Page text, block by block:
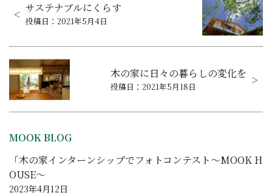
稿
ナ
ビ
ゲ
ー
シ
ョ
ン
サステナブルにくらす
投稿日：2021年5月4日
木の家に日々の暮らしの変化を
投稿日：2021年5月18日
MOOK BLOG
「木の家インターンシップでフォトコンテスト～MOOK H
OUSE～
2023年4月12日